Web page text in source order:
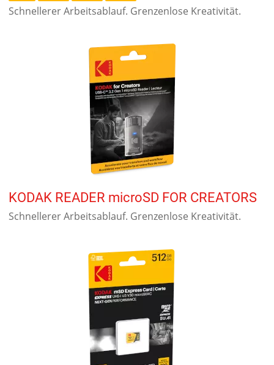
Schnellerer Arbeitsablauf. Grenzenlose Kreativität.
KODAK READER microSD FOR CREATORS
Schnellerer Arbeitsablauf. Grenzenlose Kreativität.